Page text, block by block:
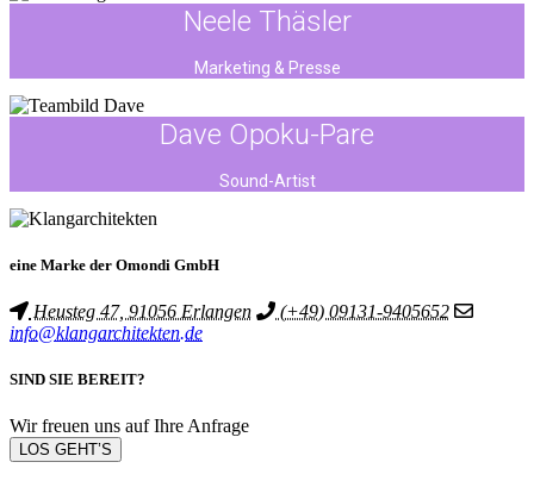
Neele Thäsler
Marketing & Presse
Dave Opoku-Pare
Sound-Artist
eine Marke der Omondi GmbH
Heusteg 47, 91056 Erlangen
(+49) 09131-9405652
info@klangarchitekten.de
SIND SIE BEREIT?
Wir freuen uns auf Ihre Anfrage
LOS GEHT’S